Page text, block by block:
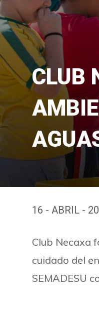
CLUB
16 - ABRIL -
Club Necaxa
cuidado del
SEMADESU